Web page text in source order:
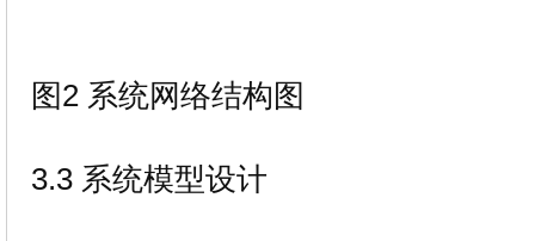
图2 系统网络结构图
3.3 系统模型设计